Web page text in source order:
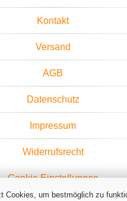
Cookies, um bestmöglich zu
Kontakt
Versand
AGB
Datenschutz
Impressum
Widerrufsrecht
Cookie Einstellungen